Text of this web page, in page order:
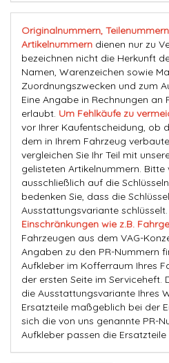
Originalnummern,
Artikelnummern dienen nur zu
bezeichnen nicht die Herkunft
Namen, Warenzeichen sowie
Zuordnungszwecken und zum
Eine Angabe in Rechnungen
erlaubt. Um Fehlkäufe zu
vor Ihrer Kaufentscheidung, ob
dem in Ihrem Fahrzeug
vergleichen Sie Ihr Teil mit
gelisteten Artikelnummern. Bitte
ausschließlich auf die
bedenken Sie, dass die
Ausstattungsvariante
Einschränkungen wie z.B.
Fahrzeugen aus dem VAG-
Angaben zu den PR-Nummern
Aufkleber im Kofferraum Ihres
der ersten Seite im Serviceheft.
die Ausstattungsvariante Ihres
Ersatzteile maßgeblich bei der
sich die von uns genannte PR-
Aufkleber passen die Ersatzteile